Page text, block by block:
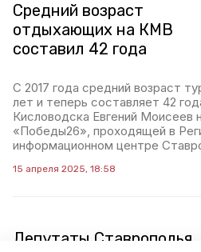
Средний возраст
отдыхающих на КМВ
составил 42 года
С 2017 года средний возраст
лет и теперь составляет 42
Кисловодска Евгений Моисеев
«Победы26», проходящей в
информационном центре
15 апреля 2025, 18:58
Депутаты Ставрополья